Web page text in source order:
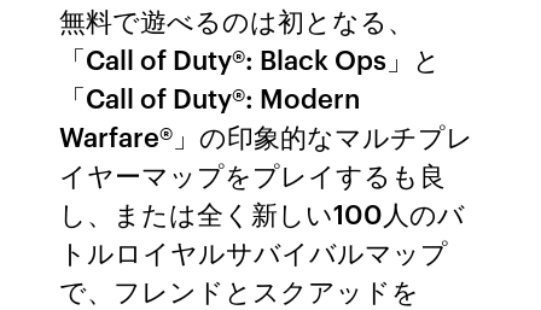
無料で遊べるのは初となる、
「Call of Duty®: Black Ops」と
「Call of Duty®: Modern
Warfare®」の印象的なマルチプレ
イヤーマップをプレイするも良
し、または全く新しい100人のバ
トルロイヤルサバイバルマップ
で、フレンドとスクアッドを